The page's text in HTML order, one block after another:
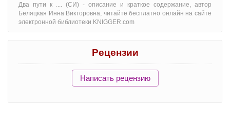
Два пути к .... (СИ) - oписание и краткое содержание, автор
Беляцкая Инна Викторовна, читайте бесплатно онлайн на сайте
электронной библиотеки KNIGGER.com
Рецензии
Написать рецензию